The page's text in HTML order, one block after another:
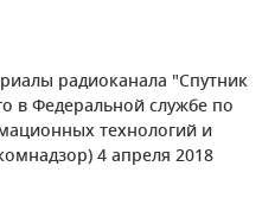
радиоканала "Спутник
в Федеральной службе по
технологий и
4 апреля 2018